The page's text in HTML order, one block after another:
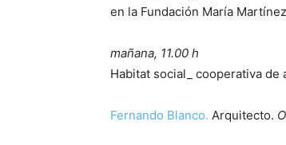
en la Fundación María
mañana, 11.00 h
Habitat social_ cooperativa de
Fernando Blanco. Arquitecto.